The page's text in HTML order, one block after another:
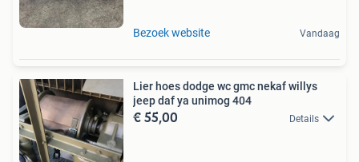
Bezoek website Vandaag
Lier hoes dodge wc gmc nekaf willys
jeep daf ya unimog 404
€ 55,00 Details